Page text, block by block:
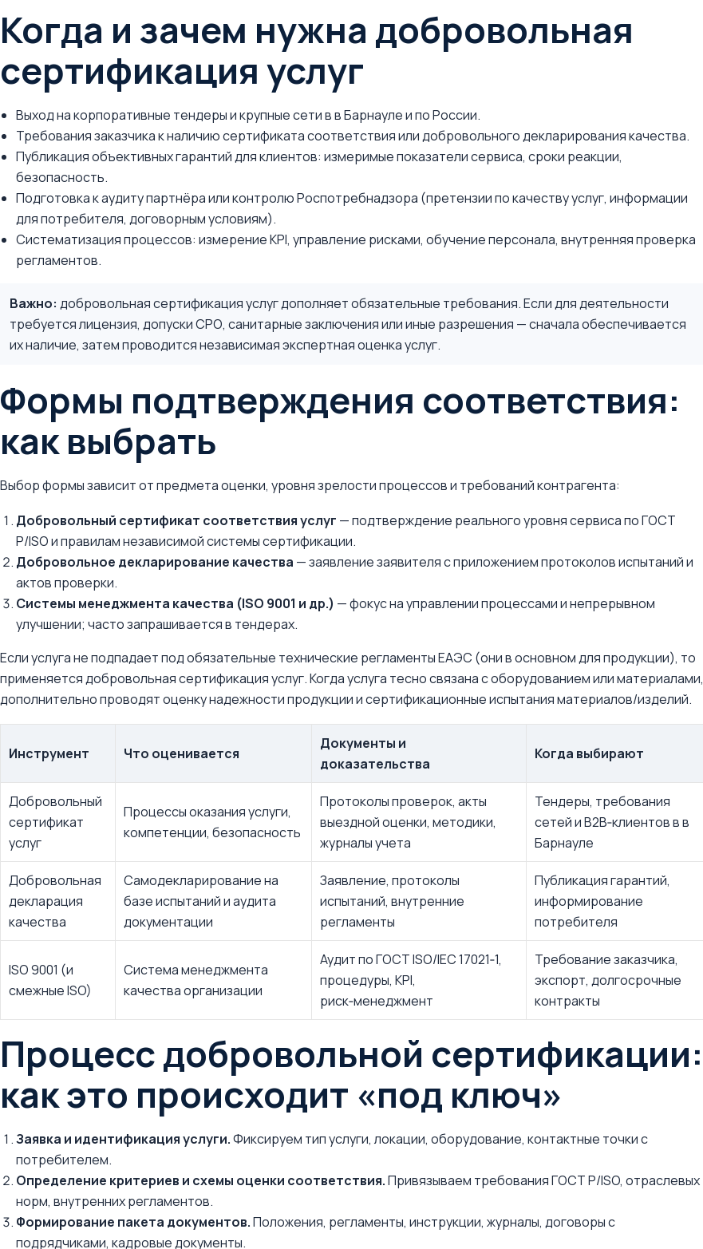
Когда и зачем нужна добровольная
сертификация услуг
Выход на корпоративные тендеры и крупные сети в в Барнауле и по России.
Требования заказчика к наличию сертификата соответствия или добровольного декларирования качества.
Публикация объективных гарантий для клиентов: измеримые показатели сервиса, сроки реакции,
безопасность.
Подготовка к аудиту партнёра или контролю Роспотребнадзора (претензии по качеству услуг, информации
для потребителя, договорным условиям).
Систематизация процессов: измерение KPI, управление рисками, обучение персонала, внутренняя проверка
регламентов.
Важно: добровольная сертификация услуг дополняет обязательные требования. Если для деятельности
требуется лицензия, допуски СРО, санитарные заключения или иные разрешения — сначала обеспечивается
их наличие, затем проводится независимая экспертная оценка услуг.
Формы подтверждения соответствия:
как выбрать
Выбор формы зависит от предмета оценки, уровня зрелости процессов и требований контрагента:
Добровольный сертификат соответствия услуг — подтверждение реального уровня сервиса по ГОСТ
Р/ISO и правилам независимой системы сертификации.
Добровольное декларирование качества — заявление заявителя с приложением протоколов испытаний и
актов проверки.
Системы менеджмента качества (ISO 9001 и др.) — фокус на управлении процессами и непрерывном
улучшении; часто запрашивается в тендерах.
Если услуга не подпадает под обязательные технические регламенты ЕАЭС (они в основном для продукции), то
применяется добровольная сертификация услуг. Когда услуга тесно связана с оборудованием или материалами,
дополнительно проводят оценку надежности продукции и сертификационные испытания материалов/изделий.
Инструмент Что оценивается
Документы и
доказательства
Когда выбирают
Добровольный
сертификат
услуг
Процессы оказания услуги,
компетенции, безопасность
Протоколы проверок, акты
выездной оценки, методики,
журналы учета
Тендеры, требования
сетей и B2B‑клиентов в в
Барнауле
Добровольная
декларация
качества
Самодекларирование на
базе испытаний и аудита
документации
Заявление, протоколы
испытаний, внутренние
регламенты
Публикация гарантий,
информирование
потребителя
ISO 9001 (и
смежные ISO)
Система менеджмента
качества организации
Аудит по ГОСТ ISO/IEC 17021‑1,
процедуры, KPI,
риск‑менеджмент
Требование заказчика,
экспорт, долгосрочные
контракты
Процесс добровольной сертификации:
как это происходит «под ключ»
Заявка и идентификация услуги.Фиксируем тип услуги, локации, оборудование, контактные точки с
потребителем.
Определение критериев и схемы оценки соответствия.Привязываем требования ГОСТ Р/ISO, отраслевых
норм, внутренних регламентов.
Формирование пакета документов.Положения, регламенты, инструкции, журналы, договоры с
подрядчиками, кадровые документы.